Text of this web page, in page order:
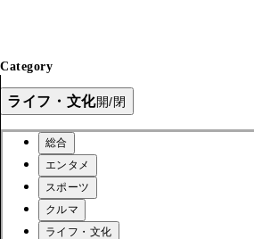
Category
ライフ・文化開/閉
総合
エンタメ
スポーツ
クルマ
ライフ・文化